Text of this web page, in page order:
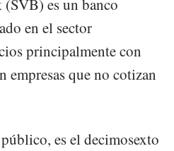
es un banco
en el sector
principalmente con
empresas que no cotizan
es el decimosexto